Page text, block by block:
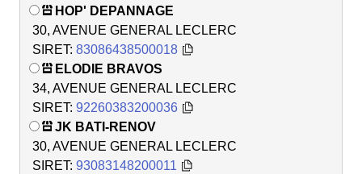
HOP' DEPANNAGE
30, AVENUE GENERAL LECLERC
SIRET: 83086438500018
ELODIE BRAVOS
34, AVENUE GENERAL LECLERC
SIRET: 92260383200036
JK BATI-RENOV
30, AVENUE GENERAL LECLERC
SIRET: 93083148200011